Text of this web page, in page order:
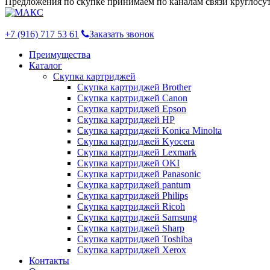
+7 (916) 717 53 61
Заказать звонок
Преимущества
Каталог
Скупка картриджей
Скупка картриджей Brother
Скупка картриджей Canon
Скупка картриджей Epson
Скупка картриджей HP
Скупка картриджей Konica Minolta
Скупка картриджей Kyocera
Скупка картриджей Lexmark
Скупка картриджей OKI
Скупка картриджей Panasonic
Скупка картриджей pantum
Скупка картриджей Philips
Скупка картриджей Ricoh
Скупка картриджей Samsung
Скупка картриджей Sharp
Скупка картриджей Toshiba
Скупка картриджей Xerox
Контакты